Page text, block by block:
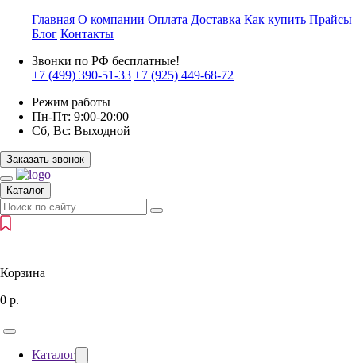
Главная О компании Оплата Доставка Как купить Прайсы
Блог Контакты
Звонки по РФ бесплатные!
+7 (499) 390-51-33 +7 (925) 449-68-72
Режим работы
Пн-Пт: 9:00-20:00
Сб, Вс: Выходной
Заказать звонок
Каталог
Корзина
0 р.
Каталог